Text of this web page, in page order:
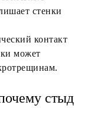
стенки
контакт
может
стыд